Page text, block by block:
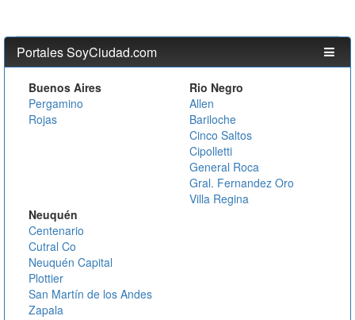
Portales SoyCiudad.com
Buenos Aires
Pergamino
Rojas
Rio Negro
Allen
Bariloche
Cinco Saltos
Cipolletti
General Roca
Gral. Fernandez Oro
Villa Regina
Neuquén
Centenario
Cutral Co
Neuquén Capital
Plottier
San Martín de los Andes
Zapala